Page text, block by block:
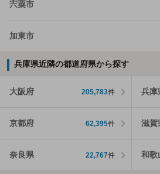
宍粟市
加東市
兵庫県近隣の都道府県から探す
大阪府 205,783件 兵庫
京都府 62,395件 滋賀
奈良県 22,767件 和歌